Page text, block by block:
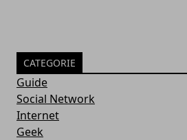
CATEGORIE
Guide
Social Network
Internet
Geek